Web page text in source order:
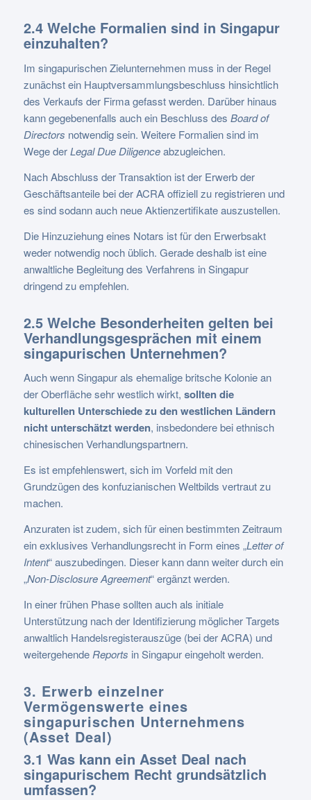
2.4 Welche Formalien sind in Singapur
einzuhalten?
Im singapurischen Zielunternehmen muss in der Regel
zunächst ein Hauptversammlungsbeschluss hinsichtlich
des Verkaufs der Firma gefasst werden. Darüber hinaus
kann gegebenenfalls auch ein Beschluss des Board of
Directors notwendig sein. Weitere Formalien sind im
Wege derLegal Due Diligenceabzugleichen.
Nach Abschluss der Transaktion ist der Erwerb der
Geschäftsanteile bei der ACRA offiziell zu registrieren und
es sind sodann auch neue Aktienzertifikate auszustellen.
Die Hinzuziehung eines Notars ist für den Erwerbsakt
weder notwendig noch üblich. Gerade deshalb ist eine
anwaltliche Begleitung des Verfahrens in Singapur
dringend zu empfehlen.
2.5 Welche Besonderheiten gelten bei
Verhandlungsgesprächen mit einem
singapurischen Unternehmen?
Auch wenn Singapur als ehemalige britsche Kolonie an
der Oberfläche sehr westlich wirkt, sollten die
kulturellen Unterschiede zu den westlichen Ländern
nicht unterschätzt werden, insbedondere bei ethnisch
chinesischen Verhandlungspartnern.
Es ist empfehlenswert, sich im Vorfeld mit den
Grundzügen des konfuzianischen Weltbilds vertraut zu
machen.
Anzuraten ist zudem, sich für einen bestimmten Zeitraum
ein exklusives Verhandlungsrecht in Form eines „Letter of
Intent“ auszubedingen. Dieser kann dann weiter durch ein
„Non-Disclosure Agreement“ ergänzt werden.
In einer frühen Phase sollten auch als initiale
Unterstützung nach der Identifizierung möglicher Targets
anwaltlich Handelsregisterauszüge (bei der ACRA) und
weitergehende Reports in Singapur eingeholt werden.
3. Erwerb einzelner
Vermögenswerte eines
singapurischen Unternehmens
(Asset Deal)
3.1 Was kann ein Asset Deal nach
singapurischem Recht grundsätzlich
umfassen?